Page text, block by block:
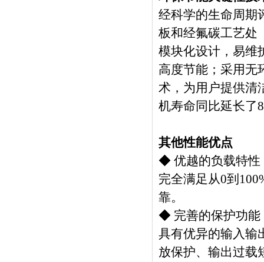
经科学的生命周期
板和经氟碳工艺
模块化设计，易维
高度节能；采用无
术，为用户提供清
机寿命同比延长了
其他性能优点
◆ 优越的负载特性
完全满足从0到
靠。
◆ 完善的保护功能
具有优异的输入输
放保护、输出过载